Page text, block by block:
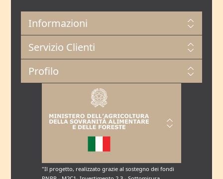
Informazioni
Servizio Clienti
Profilo
"Il progetto, realizzato grazie al sostegno dei fondi